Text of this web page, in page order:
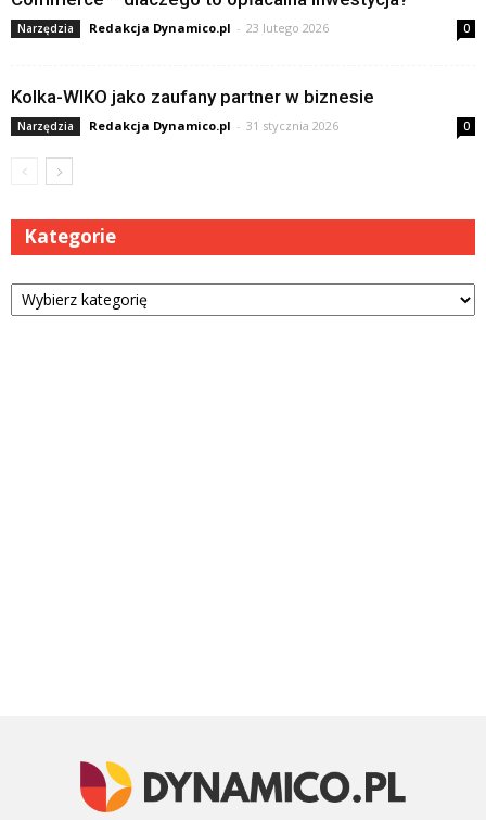
Narzędzia Redakcja Dynamico.pl - 23 lutego 2026 0
Kolka-WIKO jako zaufany partner w biznesie
Narzędzia Redakcja Dynamico.pl - 31 stycznia 2026 0
Kategorie
Kategorie